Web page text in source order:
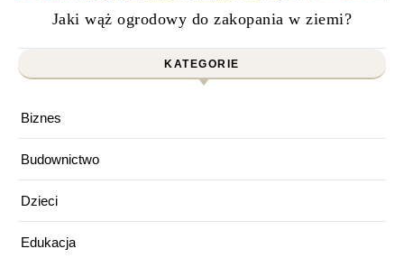
Jaki wąż ogrodowy do zakopania w ziemi?
KATEGORIE
Biznes
Budownictwo
Dzieci
Edukacja